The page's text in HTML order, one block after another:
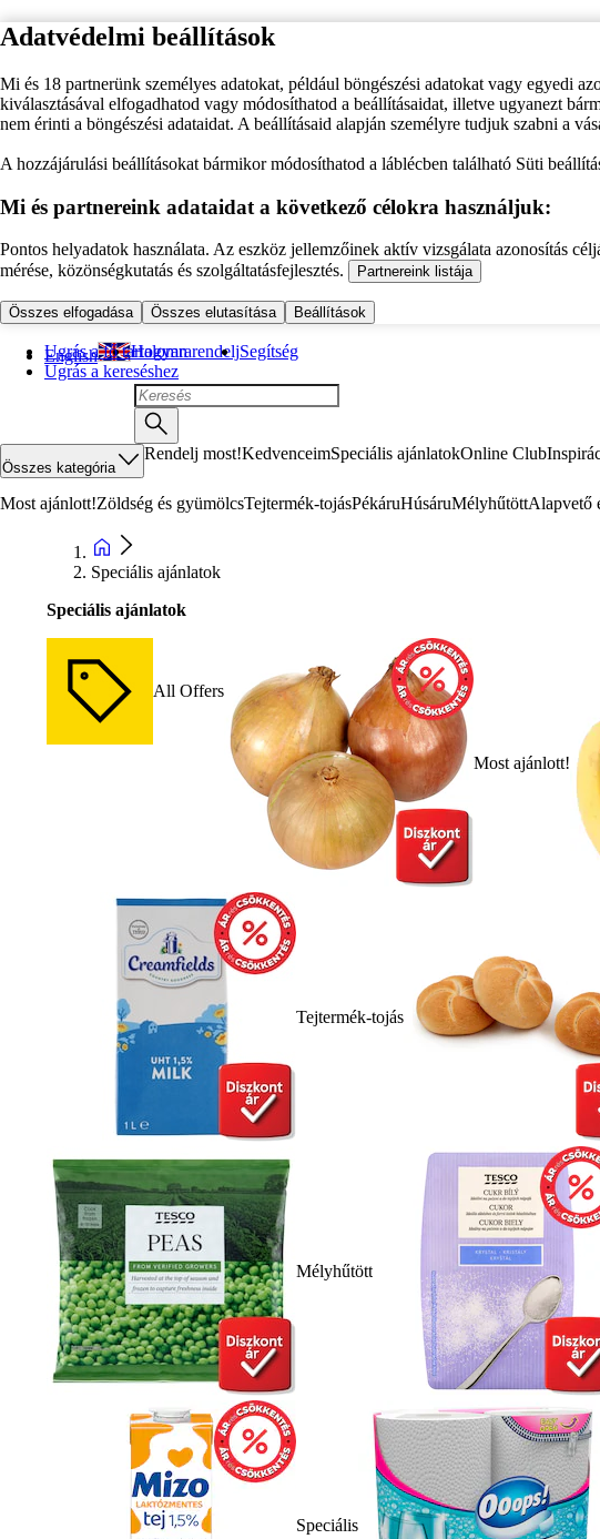
Adatvédelmi beállítások
Mi és 18 partnerünk személyes adatokat, például böngészési adatokat vagy egyedi
kiválasztásával elfogadhatod vagy módosíthatod a beállításaidat, illetve ugyanezt
nem érinti a böngészési adataidat. A beállításaid alapján személyre tudjuk szabni a
A hozzájárulási beállításokat bármikor módosíthatod a láblécben található Süti
Mi és partnereink adataidat a következő célokra használjuk:
Pontos helyadatok használata. Az eszköz jellemzőinek aktív vizsgálata azonosítás
mérése, közönségkutatás és szolgáltatásfejlesztés.
Partnereink listája
Összes elfogadása Összes elutasítása Beállítások
Ugrás a fő tartalomra
Ugrás a kereséshez
English Hogyan rendeljSegítség
Összes kategória
Rendelj most!KedvenceimSpeciális ajánlatokOnline Club
Most ajánlott!Zöldség és gyümölcsTejtermék-tojásPékáruHúsáruMélyhűtöttAlapvető
Speciális ajánlatok
Speciális ajánlatok
All Offers
Most ajánlott!
Tejtermék-tojás
Mélyhűtött
Speciális